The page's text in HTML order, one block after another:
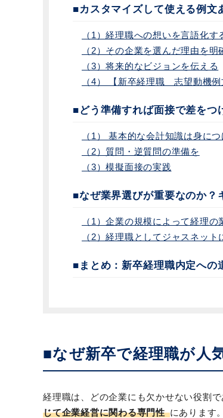
■カスタマイズして使える例文
（1）経理職への想いを言語化す
（2）その企業を選んだ理由を明
（3）将来的なビジョンを伝える
（4） 【新卒経理職 志望動機例
■どう準備すれば面接で差をつ
（1） 基本的な会計知識は身につ
（2）質問・逆質問の準備を
（3）模擬面接の実践
■なぜ業界選びが重要なのか？
（1）企業の規模によって経理の
（2）経理職としてジャスネッ
■まとめ：新卒経理職内定への
■なぜ新卒で経理職が人
経理職は、どの企業にも欠かせない役割
じて企業経営に関わる専門性にあります